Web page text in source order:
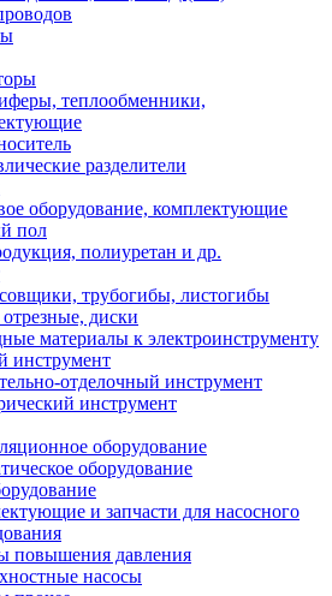
теплообменники,
разделители
оборудование, комплектующие
пол
полиуретан и др.
трубогибы, листогибы
диски
материалы к электроинструменту
инструмент
отделочный инструмент
инструмент
оборудование
оборудование
и запчасти для насосного
повышения давления
насосы